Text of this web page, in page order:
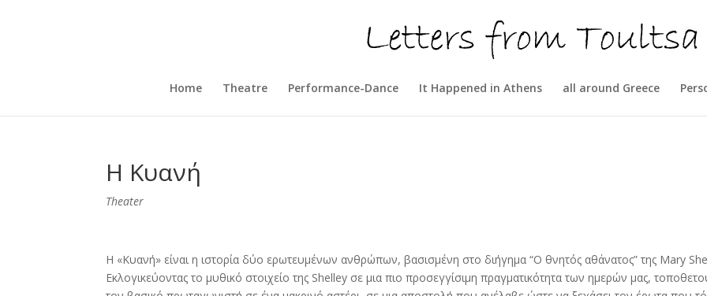
Home Theatre Performance-Dance It Happened in Athens all around Greece
Η Κυανή
Theater
Η «Κυανή» είναι η ιστορία δύο ερωτευμένων ανθρώπων, βασισμένη στο διήγημα “Ο θνητός αθάνατος” της Mary
Εκλογικεύοντας το μυθικό στοιχείο της Shelley σε μια πιο προσεγγίσιμη πραγματικότητα των ημερών μας,